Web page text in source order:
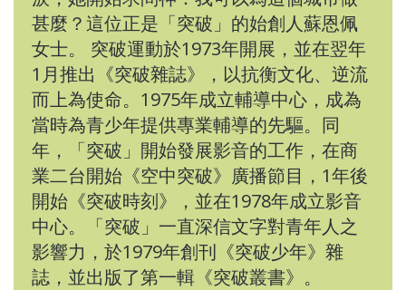
甚麼？這位正是「突破」的始創人蘇恩佩
女士。 突破運動於1973年開展，並在翌年
1月推出《突破雜誌》，以抗衡文化、逆流
而上為使命。1975年成立輔導中心，成為
當時為青少年提供專業輔導的先驅。同
年，「突破」開始發展影音的工作，在商
業二台開始《空中突破》廣播節目，1年後
開始《突破時刻》，並在1978年成立影音
中心。「突破」一直深信文字對青年人之
影響力，於1979年創刊《突破少年》雜
誌，並出版了第一輯《突破叢書》。